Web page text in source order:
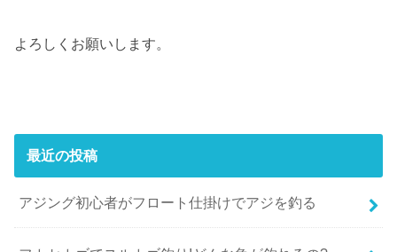
よろしくお願いします。
最近の投稿
アジング初心者がフロート仕掛けでアジを釣る